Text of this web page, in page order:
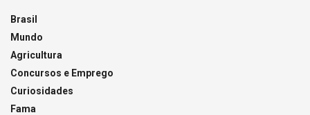
Brasil
Mundo
Agricultura
Concursos e Emprego
Curiosidades
Fama